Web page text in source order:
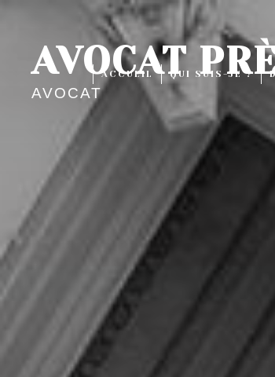
ACCUEIL QUI SUIS-JE ?
AVOCAT
AVOCAT
Panneau de gestion des cookies